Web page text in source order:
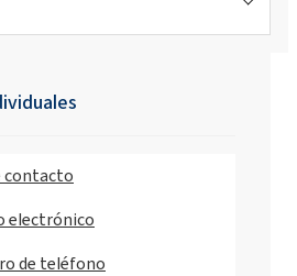
(alcohol C9-11, etoxilado)
contacto
electrónico
de teléfono